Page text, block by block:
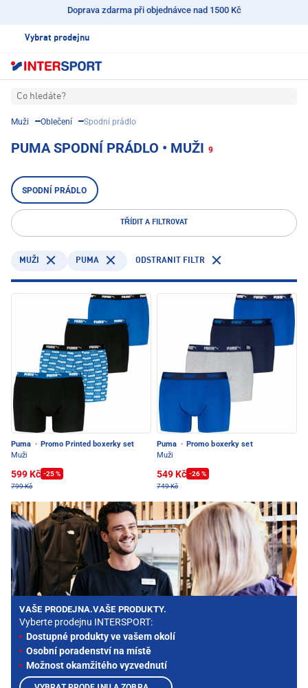
Doprava zdarma při objednávce nad 1500 Kč
Vybrat prodejnu
Co hledáte?
Muži Oblečení Spodní prádlo
PUMA SPODNÍ PRÁDLO • MUŽI 9
SPODNÍ PRÁDLO
TŘÍDIT A FILTROVAT
MUŽI PUMA ODSTRANIT FILTR
Puma · Promo Printed boxerky set
Muži
599 Kč -25 %
799 Kč
Puma · Promo boxerky set
Muži
549 Kč -26 %
749 Kč
VAŠE PRODEJNA.VAŠE PRODUKTY.
Vyberte prodejnu INTERSPORT:
Dostupné produkty ve vašem okolí
Osobní poradenství na místě
Možnost okamžitého vyzvednutí